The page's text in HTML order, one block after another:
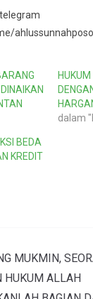
telegram
ahlussunnahposo
dalam
BEDA
KREDIT
MUKMIN,
HUKUM ALLAH